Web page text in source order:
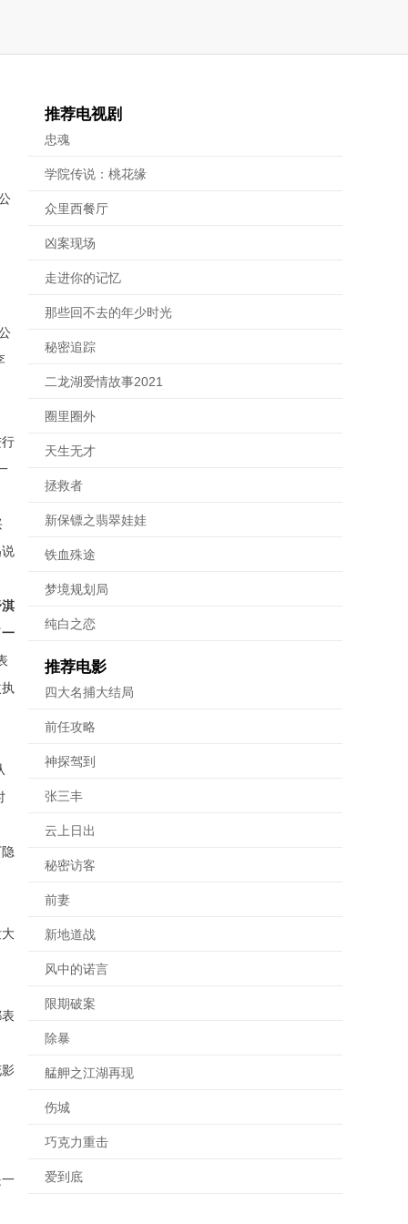
推荐电视剧
忠魂
学院传说：桃花缘
众里西餐厅
凶案现场
走进你的记忆
那些回不去的年少时光
秘密追踪
二龙湖爱情故事2021
圈里圈外
天生无才
拯救者
新保镖之翡翠娃娃
铁血殊途
梦境规划局
纯白之恋
推荐电影
四大名捕大结局
前任攻略
神探驾到
张三丰
云上日出
秘密访客
前妻
新地道战
风中的诺言
限期破案
除暴
艋舺之江湖再现
伤城
巧克力重击
爱到底